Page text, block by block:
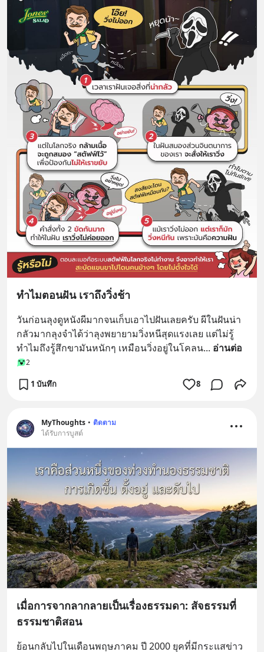
ทำไมตอนฝัน เราถึงวิ่งช้า
วันก่อนลุงดูหนังผีมากจนเก็บเอาไปฝันเลยครับ ผีในฝันน่า
กลัวมากลุงจำได้ว่าลุงพยายามวิ่งหนีสุดแรงเลย แต่ไม่รู้
ทำไมถึงรู้สึกขามันหนักๆ เหมือนวิ่งอยู่ในโคลน... อ่านต่อ
2
1 บันทึก 8
MyThoughts • ติดตาม
ได้รับการบูสต์
เมื่อการจากลากลายเป็นเรื่องธรรมดา: สัจธรรมที่
ธรรมชาติสอน
ย้อนกลับไปในเดือนพฤษภาคม ปี 2000 ยุคที่มีกระแสข่าว